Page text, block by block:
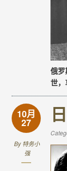
俄
世，
10月
27
By特务小
强